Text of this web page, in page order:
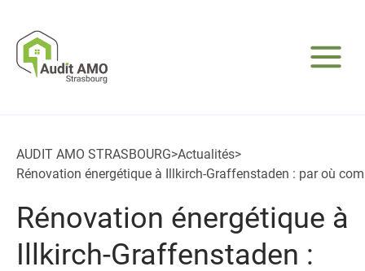
AUDIT AMO STRASBOURG>Actualités>
Rénovation énergétique à Illkirch-Graffenstaden : par où
Rénovation énergétique à
Illkirch-Graffenstaden :